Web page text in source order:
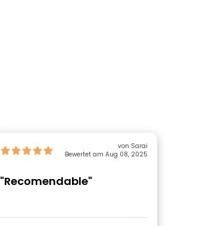
von Sarai
Bewertet am Aug 08, 2025
"Recomendable"